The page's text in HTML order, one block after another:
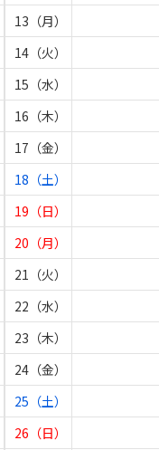
13（月）
14（火）
15（水）
16（木）
17（金）
18（土）
19（日）
20（月）
21（火）
22（水）
23（木）
24（金）
25（土）
26（日）